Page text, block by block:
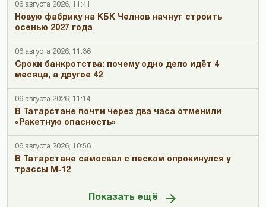
06 августа 2026, 11:41
Новую фабрику на КБК Челнов начнут строить
осенью 2027 года
06 августа 2026, 11:36
Сроки банкротства: почему одно дело идёт 4
месяца, а другое 42
06 августа 2026, 11:14
В Татарстане почти через два часа отменили
«Ракетную опасность»
06 августа 2026, 10:56
В Татарстане самосвал с песком опрокинулся у
трассы М‑12
Показать ещё